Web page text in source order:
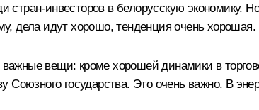
стран-инвесторов в белорусскую экономику.
дела идут хорошо, тенденция очень хорошая.
вещи: кроме хорошей динамики в
государства. Это очень важно. В